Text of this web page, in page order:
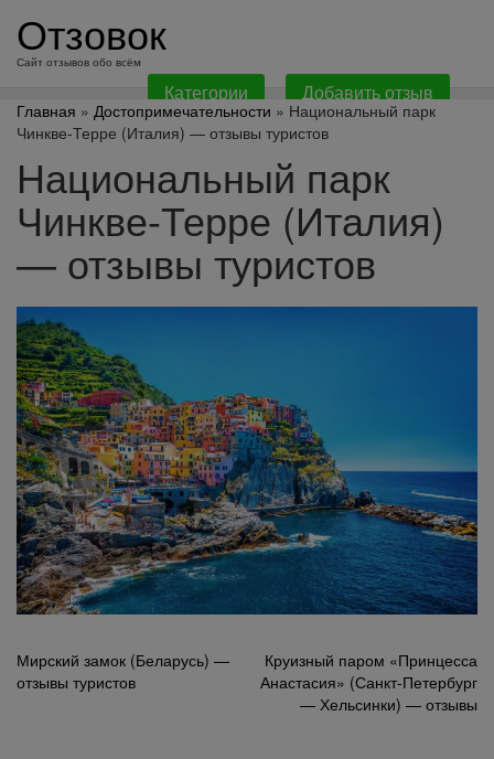
содержанию
Отзовок
Сайт отзывов обо всём
Категории Добавить отзыв
Главная » Достопримечательности » Национальный парк
Чинкве-Терре (Италия) — отзывы туристов
Национальный парк
Чинкве-Терре (Италия)
— отзывы туристов
Навигация
по
Мирский замок (Беларусь) —
отзывы туристов
Круизный паром «Принцесса
Анастасия» (Санкт-Петербург
— Хельсинки) — отзывы